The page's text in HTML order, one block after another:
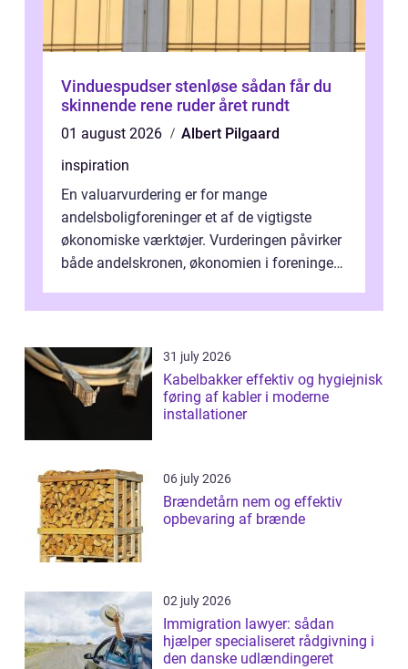
Vinduespudser stenløse sådan får du
skinnende rene ruder året rundt
01 august 2026
Albert Pilgaard
inspiration
En valuarvurdering er for mange
andelsboligforeninger et af de vigtigste
økonomiske værktøjer. Vurderingen påvirker
både andelskronen, økonomien i foreningen
31 july 2026
Kabelbakker effektiv og hygiejnisk
føring af kabler i moderne
installationer
06 july 2026
Brændetårn nem og effektiv
opbevaring af brænde
02 july 2026
Immigration lawyer: sådan
hjælper specialiseret rådgivning i
den danske udlændingeret